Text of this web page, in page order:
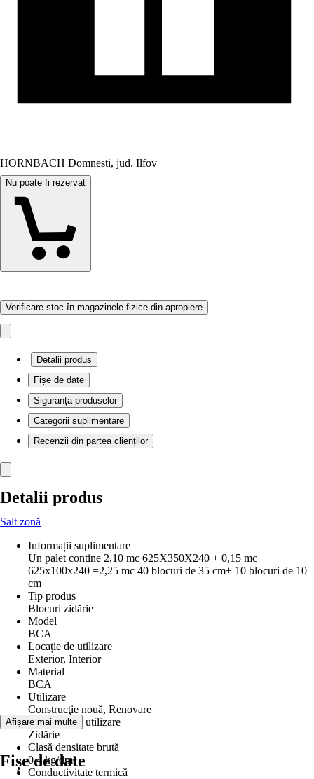
HORNBACH Domnesti, jud. Ilfov
Nu poate fi rezervat
Verificare stoc în magazinele fizice din apropiere
Detalii produs
Fișe de date
Siguranța produselor
Categorii suplimentare
Recenzii din partea clienților
Detalii produs
Salt zonă
Informații suplimentare
Un palet contine 2,10 mc 625X350X240 + 0,15 mc
625x100x240 =2,25 mc 40 blocuri de 35 cm+ 10 blocuri de 10
cm
Tip produs
Blocuri zidărie
Model
BCA
Locație de utilizare
Exterior, Interior
Material
BCA
Utilizare
Construcţie nouă, Renovare
Domeniu de utilizare
Zidărie
Clasă densitate brută
0,4 kg/dm³
Conductivitate termică
Afișare mai multe
Fișe de date